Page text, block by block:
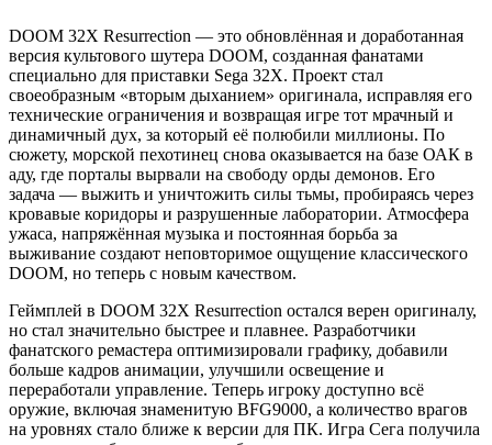
DOOM 32X Resurrection — это обновлённая и доработанная
версия культового шутера DOOM, созданная фанатами
специально для приставки Sega 32X. Проект стал
своеобразным «вторым дыханием» оригинала, исправляя его
технические ограничения и возвращая игре тот мрачный и
динамичный дух, за который её полюбили миллионы. По
сюжету, морской пехотинец снова оказывается на базе ОАК в
аду, где порталы вырвали на свободу орды демонов. Его
задача — выжить и уничтожить силы тьмы, пробираясь через
кровавые коридоры и разрушенные лаборатории. Атмосфера
ужаса, напряжённая музыка и постоянная борьба за
выживание создают неповторимое ощущение классического
DOOM, но теперь с новым качеством.
Геймплей в DOOM 32X Resurrection остался верен оригиналу,
но стал значительно быстрее и плавнее. Разработчики
фанатского ремастера оптимизировали графику, добавили
больше кадров анимации, улучшили освещение и
переработали управление. Теперь игроку доступно всё
оружие, включая знаменитую BFG9000, а количество врагов
на уровнях стало ближе к версии для ПК. Игра Сега получила